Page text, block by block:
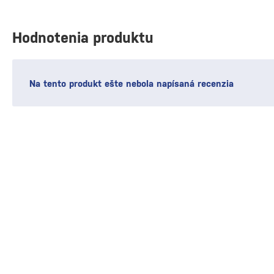
Hodnotenia produktu
Na tento produkt ešte nebola napísaná recenzia